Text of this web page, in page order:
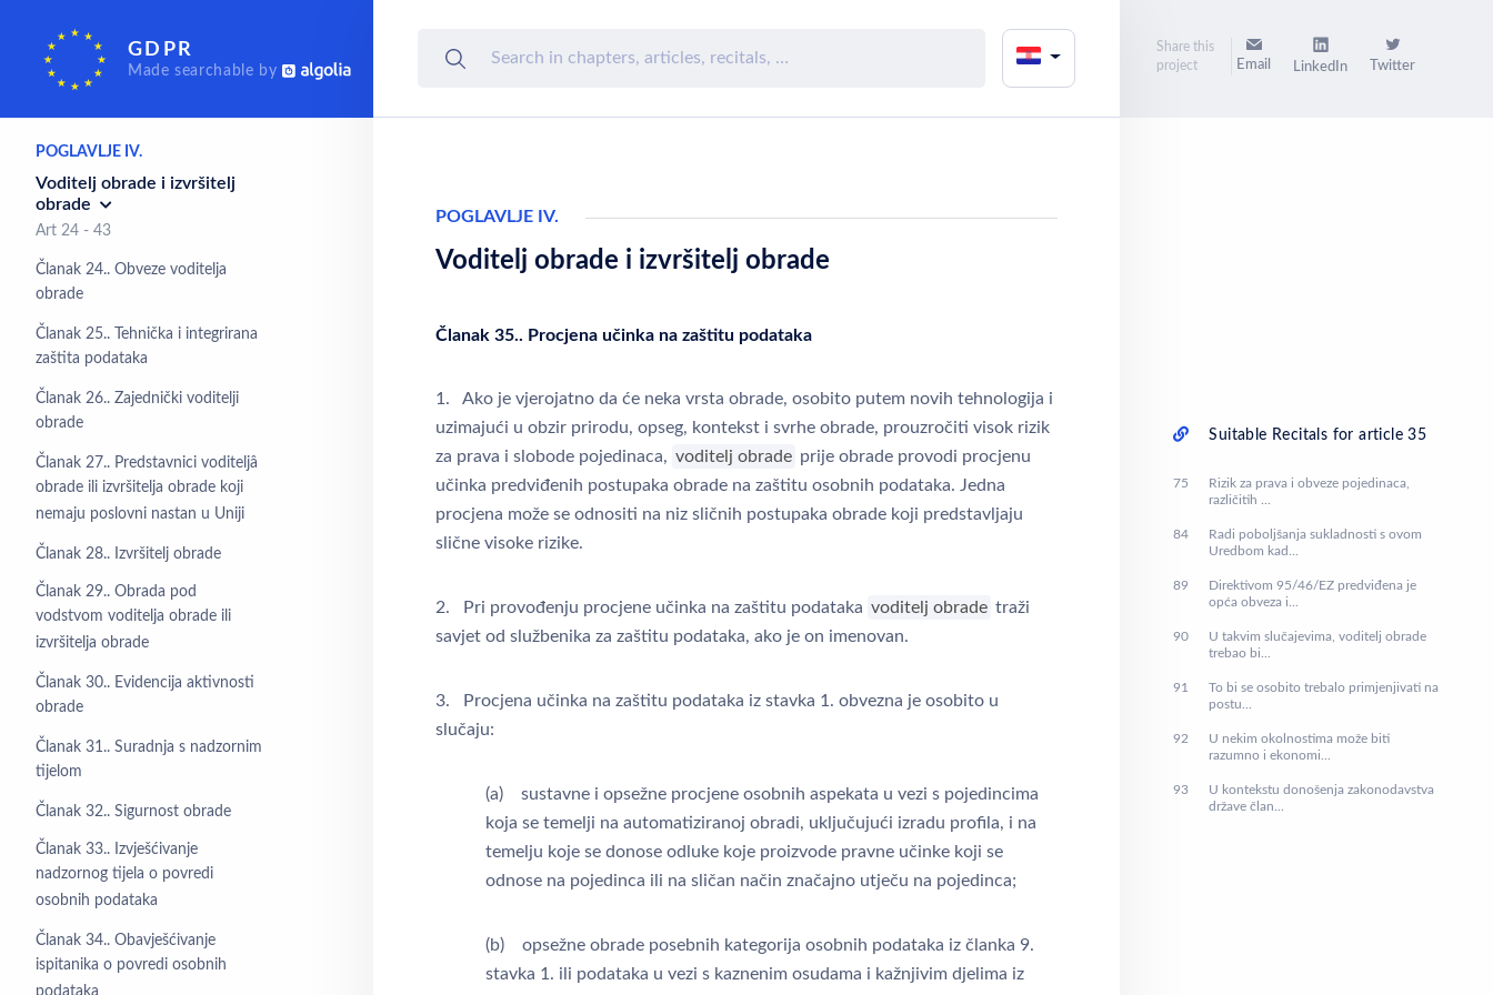
GDPR
Made searchable by
Prava ispitanika
Art 12 - 23
POGLAVLJE IV.
Voditelj obrade i izvršitelj
obrade
Art 24 - 43
Članak 24.. Obveze voditelja
obrade
Članak 25.. Tehnička i integrirana
zaštita podataka
Članak 26.. Zajednički voditelji
obrade
Članak 27.. Predstavnici voditeljâ
obrade ili izvršitelja obrade koji
nemaju poslovni nastan u Uniji
Članak 28.. Izvršitelj obrade
Članak 29.. Obrada pod
vodstvom voditelja obrade ili
izvršitelja obrade
Članak 30.. Evidencija aktivnosti
obrade
Članak 31.. Suradnja s nadzornim
tijelom
Članak 32.. Sigurnost obrade
Članak 33.. Izvješćivanje
nadzornog tijela o povredi
osobnih podataka
Članak 34.. Obavješćivanje
ispitanika o povredi osobnih
POGLAVLJE IV.
Voditelj obrade i izvršitelj obrade
Članak 35.. Procjena učinka na zaštitu podataka
1. Ako je vjerojatno da će neka vrsta obrade, osobito putem novih tehnologija i
uzimajući u obzir prirodu, opseg, kontekst i svrhe obrade, prouzročiti visok rizik
za prava i slobode pojedinaca, voditelj obrade prije obrade provodi procjenu
učinka predviđenih postupaka obrade na zaštitu osobnih podataka. Jedna
procjena može se odnositi na niz sličnih postupaka obrade koji predstavljaju
slične visoke rizike.
2. Pri provođenju procjene učinka na zaštitu podataka voditelj obrade traži
savjet od službenika za zaštitu podataka, ako je on imenovan.
3. Procjena učinka na zaštitu podataka iz stavka 1. obvezna je osobito u
slučaju:
(a) sustavne i opsežne procjene osobnih aspekata u vezi s pojedincima
koja se temelji na automatiziranoj obradi, uključujući izradu profila, i na
temelju koje se donose odluke koje proizvode pravne učinke koji se
odnose na pojedinca ili na sličan način značajno utječu na pojedinca;
(b) opsežne obrade posebnih kategorija osobnih podataka iz članka 9.
stavka 1. ili podataka u vezi s kaznenim osudama i kažnjivim djelima iz
Share this
project
Email LinkedIn Twitter
Suitable Recitals for article 35
75
Rizik za prava i obveze pojedinaca,
različitih ...
84
Radi poboljšanja sukladnosti s ovom
Uredbom kad...
89
Direktivom 95/46/EZ predviđena je
opća obveza i...
90
U takvim slučajevima, voditelj obrade
trebao bi...
91
To bi se osobito trebalo primjenjivati na
postu...
92
U nekim okolnostima može biti
razumno i ekonomi...
93
U kontekstu donošenja zakonodavstva
države član...